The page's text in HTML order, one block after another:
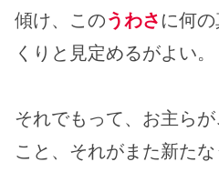
傾け、このうわさ に何
くりと見定めるがよい。
それでもって、お主ら
こと、それがまた新た